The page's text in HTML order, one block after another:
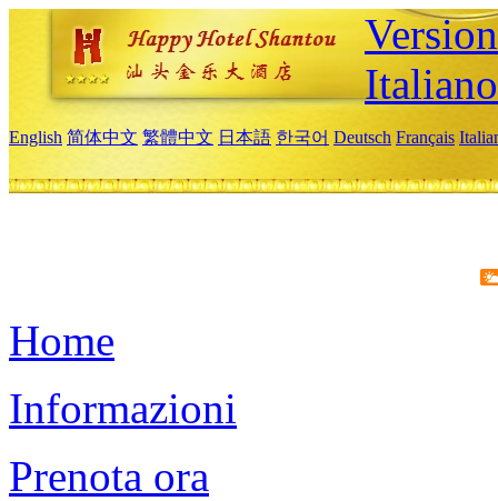
Italiano
English 简体中文 繁體中文 日本語 한국어 Deutsch Français
Home
Informazioni
Prenota ora